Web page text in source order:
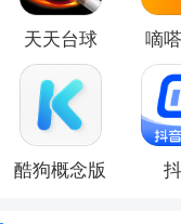
天天台球 嘀
酷狗概念版